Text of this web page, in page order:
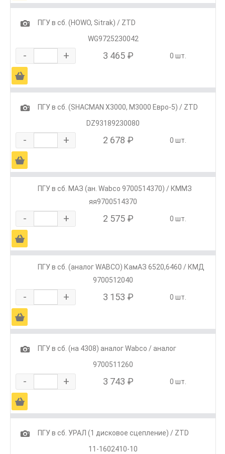
1
ПГУ в сб. (HOWO, Sitrak) / ZTD
WG9725230042
- + 3 465 ₽ 0 шт.
Ä
1
ПГУ в сб. (SHACMAN X3000, M3000 Евро-5) / ZTD
DZ93189230080
- + 2 678 ₽ 0 шт.
Ä
ПГУ в сб. МАЗ (ан. Wabco 9700514370) / КММЗ
яя9700514370
- + 2 575 ₽ 0 шт.
Ä
ПГУ в сб. (аналог WABCO) КамАЗ 6520,6460 / КМД
9700512040
- + 3 153 ₽ 0 шт.
Ä
1
ПГУ в сб. (на 4308) аналог Wabco / аналог
9700511260
- + 3 743 ₽ 0 шт.
Ä
1
ПГУ в сб. УРАЛ (1 дисковое сцепление) / ZTD
11-1602410-10